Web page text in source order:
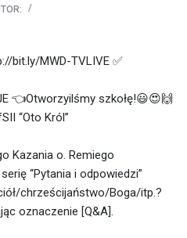
bit.ly/MWD-TVLIVE ✅
👈Otworzyilśmy szkołę!😃😍🙌
“Oto Król”
Kazania o. Remiego
“Pytania i odpowiedzi”
chrześcijaństwo/Boga/itp.?
oznaczenie [Q&A].